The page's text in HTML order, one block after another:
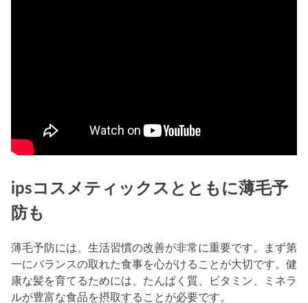
ipsコスメティックスとともに薄毛予
防も
薄毛予防には、生活習慣の改善が非常に重要です。まず第
一にバランスの取れた食事を心がけることが大切です。健
康な髪を育てるためには、たんぱく質、ビタミン、ミネラ
ルが豊富な食品を摂取することが必要です。